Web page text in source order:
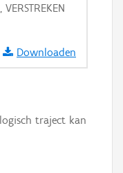
Downloaden
traject kan